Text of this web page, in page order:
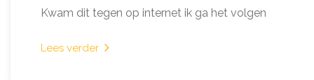
Kwam dit tegen op internet ik ga het volgen
Lees verder